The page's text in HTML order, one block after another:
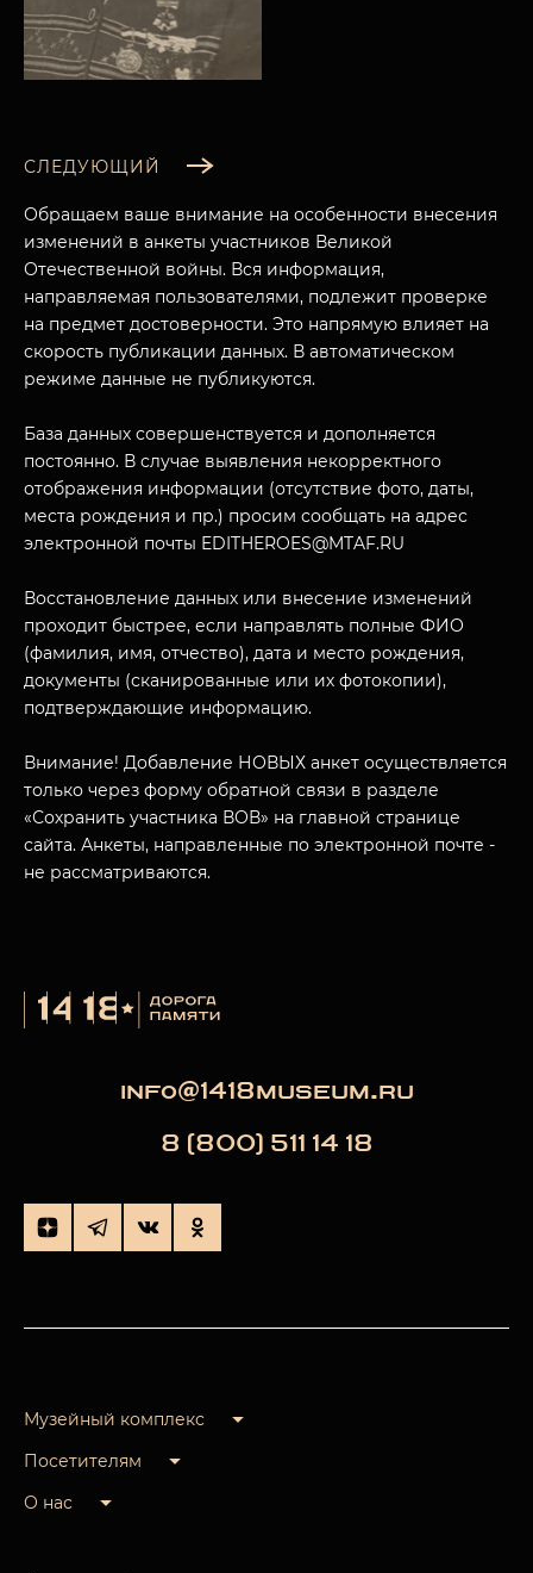
МУЗЕЙНЫЙ КОМПЛЕКС
ПОСЕТИТЕЛЯМ
О НАС
НАЗАД
СЛЕДУЮЩИЙ
Обращаем ваше внимание на особенности внесения
изменений в анкеты участников Великой
Отечественной войны. Вся информация,
направляемая пользователями, подлежит проверке
на предмет достоверности. Это напрямую влияет на
скорость публикации данных. В автоматическом
режиме данные не публикуются.
База данных совершенствуется и дополняется
постоянно. В случае выявления некорректного
отображения информации (отсутствие фото, даты,
места рождения и пр.) просим сообщать на адрес
электронной почты EDITHEROES@MTAF.RU
Восстановление данных или внесение изменений
проходит быстрее, если направлять полные ФИО
(фамилия, имя, отчество), дата и место рождения,
документы (сканированные или их фотокопии),
подтверждающие информацию.
Внимание! Добавление НОВЫХ анкет осуществляется
только через форму обратной связи в разделе
«Сохранить участника ВОВ» на главной странице
сайта. Анкеты, направленные по электронной почте -
не рассматриваются.
info@1418museum.ru
8 (800) 511 14 18
Музейный комплекс
Посетителям
О нас